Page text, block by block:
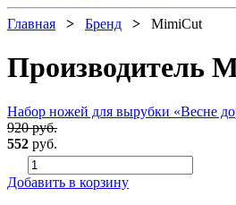
Главная > Бренд > MimiCut
Производитель
Набор ножей для вырубки «Весне
920 руб.
552 руб.
Добавить в корзину